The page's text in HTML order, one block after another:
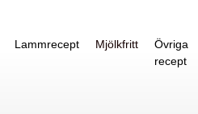
Lammrecept Mjölkfritt
Övriga
recept